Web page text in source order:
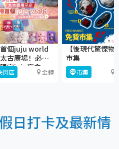
個juju world
古廣場！必搶
定juju盲盒
閃店 金鐘
【後現代驚慄物
市集
市集
日打卡及最新情